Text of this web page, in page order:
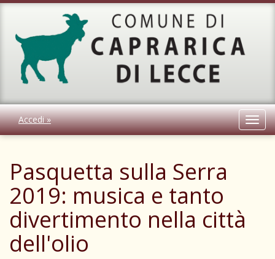
Accedi »
Pasquetta sulla Serra
2019: musica e tanto
divertimento nella città
dell'olio